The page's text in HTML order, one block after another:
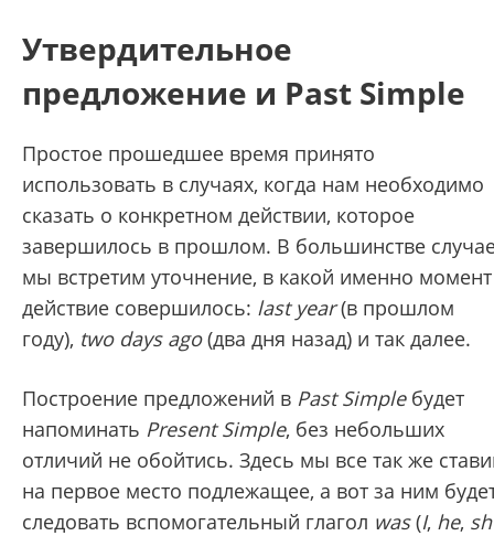
Утвердительное
предложение и Past Simple
Простое прошедшее время принято
использовать в случаях, когда нам необходимо
сказать о конкретном действии, которое
завершилось в прошлом. В большинстве
мы встретим уточнение, в какой именно момент
действие совершилось: last year(в прошлом
году), two days ago(два дня назад) и так далее.
Построение предложений в Past Simpleбудет
напоминать Present Simple, без небольших
отличий не обойтись. Здесь мы все так же
на первое место подлежащее, а вот за ним
следовать вспомогательный глагол was(I, he,